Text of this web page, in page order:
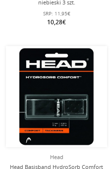
niebieski 3 szt.
SRP: 11,95€
10,28€
Head
Head Basisband HydroSorb Comfort